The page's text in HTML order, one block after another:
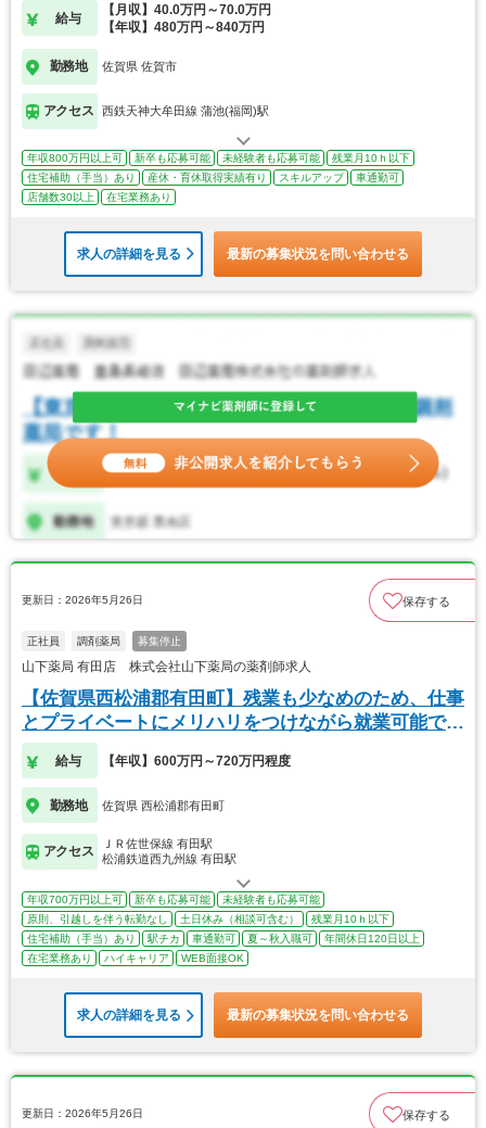
給与
【月収】40.0万円～70.0万円
【年収】480万円～840万円
勤務地 佐賀県 佐賀市
アクセス 西鉄天神大牟田線 蒲池(福岡)駅
年収800万円以上可 新卒も応募可能 未経験者も応募可能
残業月10ｈ以下
住宅補助（手当）あり
産休・育休取得実績有り スキルアップ
車通勤可
店舗数30以上
在宅業務あり
求人の詳細を見る 最新の募集状況を問い合わせる
更新日：2026年5月26日 保存する
正社員 調剤薬局 募集停止
山下薬局 有田店 株式会社山下薬局の薬剤師求人
【佐賀県西松浦郡有田町】残業も少なめのため、仕事
とプライベートにメリハリをつけながら就業可能で
す！
給与 【年収】600万円～720万円程度
勤務地 佐賀県 西松浦郡有田町
アクセス
ＪＲ佐世保線 有田駅
松浦鉄道西九州線 有田駅
年収700万円以上可 新卒も応募可能
未経験者も応募可能
原則、引越しを伴う転勤なし
土日休み（相談可含む）
残業月10ｈ以下
住宅補助（手当）あり
駅チカ 車通勤可 夏～秋入職可
年間休日120日以上
在宅業務あり
ハイキャリア WEB面接OK
求人の詳細を見る 最新の募集状況を問い合わせる
更新日：2026年5月26日 保存する